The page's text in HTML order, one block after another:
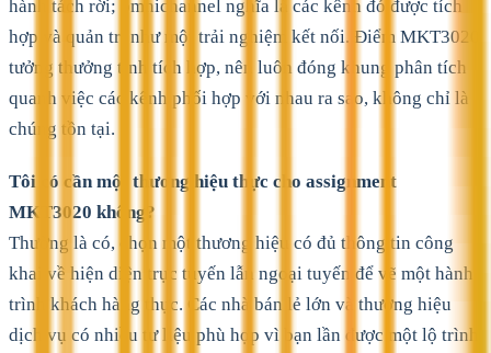
hành tách rời; omnichannel nghĩa là các kênh đó được tích
hợp và quản trị như một trải nghiệm kết nối. Điểm MKT3020
tưởng thưởng tính tích hợp, nên luôn đóng khung phân tích
quanh việc các kênh phối hợp với nhau ra sao, không chỉ là
chúng tồn tại.
Tôi có cần một thương hiệu thực cho assignment
MKT3020 không?
Thường là có, chọn một thương hiệu có đủ thông tin công
khai về hiện diện trực tuyến lẫn ngoại tuyến để vẽ một hành
trình khách hàng thực. Các nhà bán lẻ lớn và thương hiệu
dịch vụ có nhiều tư liệu phù hợp vì bạn lần được một lộ trình